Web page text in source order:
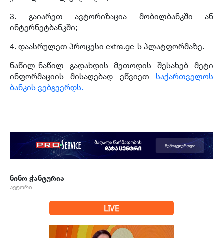
3. გაიარეთ ავტორიზაცია მობილბანკში ან
ინტერნეტბანკში;
4. დაასრულეთ პროცესი extra.ge-ს პლატფორმაზე.
ნაწილ-ნაწილ გადახდის მეთოდის შესახებ მეტი
ინფორმაციის მისაღებად ეწვიეთ საქართველოს
ბანკის ვებგვერდს.
ნინო ჭანტურია
ავტორი
LIVE